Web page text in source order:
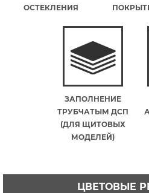
ОСТЕКЛЕНИЯ
ЗАПОЛНЕНИЕ
ТРУБЧАТЫМ ДСП
(ДЛЯ ЩИТОВЫХ
МОДЕЛЕЙ)
ЦВЕТОВЫЕ